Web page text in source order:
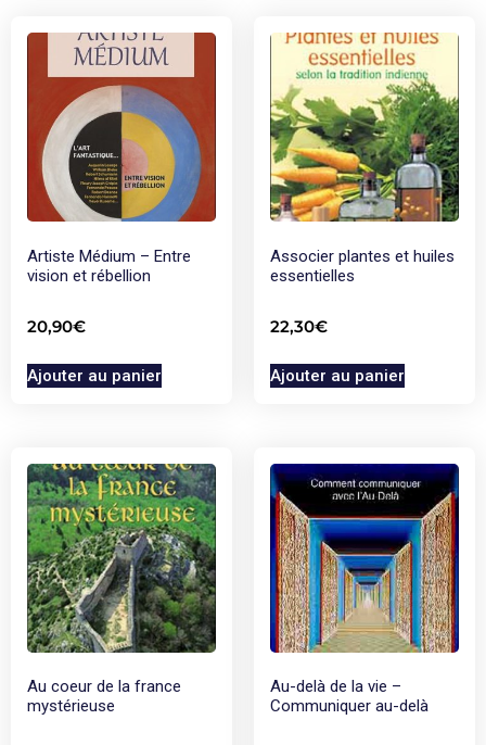
Artiste Médium – Entre
vision et rébellion
20,90€
Ajouter au panier
Associer plantes et huiles
essentielles
22,30€
Ajouter au panier
Au coeur de la france
mystérieuse
Au-delà de la vie –
Communiquer au-delà